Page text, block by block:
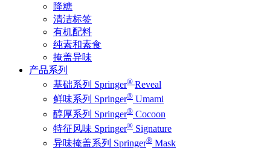
降糖
清洁标签
有机配料
纯素和素食
掩盖异味
产品系列
基础系列 Springer® Reveal
鲜味系列 Springer® Umami
醇厚系列 Springer® Cocoon
特征风味 Springer® Signature
异味掩盖系列 Springer® Mask